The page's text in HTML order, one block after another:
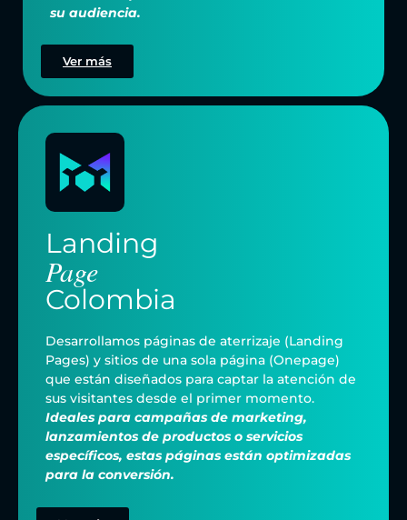
su audiencia.
Ver más
Landing
Page
Colombia
Desarrollamos páginas de aterrizaje (Landing
Pages) y sitios de una sola página (Onepage)
que están diseñados para captar la atención de
sus visitantes desde el primer momento.
Ideales para campañas de marketing,
lanzamientos de productos o servicios
específicos, estas páginas están optimizadas
para la conversión.